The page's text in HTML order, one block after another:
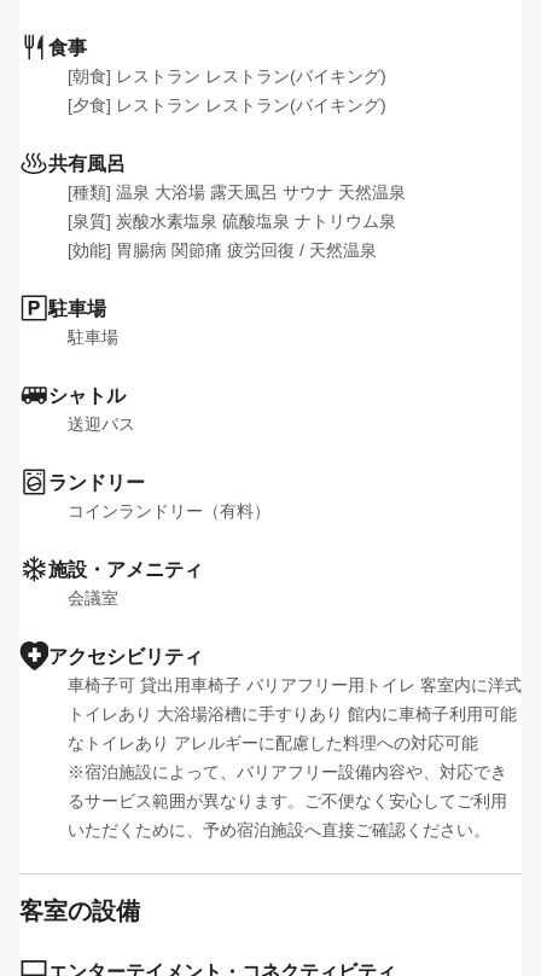
食事
[朝食] レストラン レストラン(バイキング)
[夕食] レストラン レストラン(バイキング)
共有風呂
[種類] 温泉 大浴場 露天風呂 サウナ 天然温泉
[泉質] 炭酸水素塩泉 硫酸塩泉 ナトリウム泉
[効能] 胃腸病 関節痛 疲労回復 / 天然温泉
駐車場
駐車場
シャトル
送迎バス
ランドリー
コインランドリー（有料）
施設・アメニティ
会議室
アクセシビリティ
車椅子可 貸出用車椅子 バリアフリー用トイレ 客室内に洋式
トイレあり 大浴場浴槽に手すりあり 館内に車椅子利用可能
なトイレあり アレルギーに配慮した料理への対応可能
※宿泊施設によって、バリアフリー設備内容や、対応でき
るサービス範囲が異なります。ご不便なく安心してご利用
いただくために、予め宿泊施設へ直接ご確認ください。
客室の設備
エンターテイメント・コネクティビティ